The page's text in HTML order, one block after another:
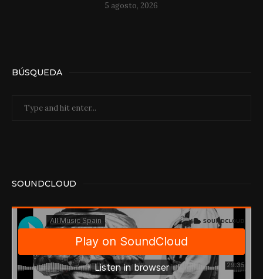
5 agosto, 2026
BÚSQUEDA
SOUNDCLOUD